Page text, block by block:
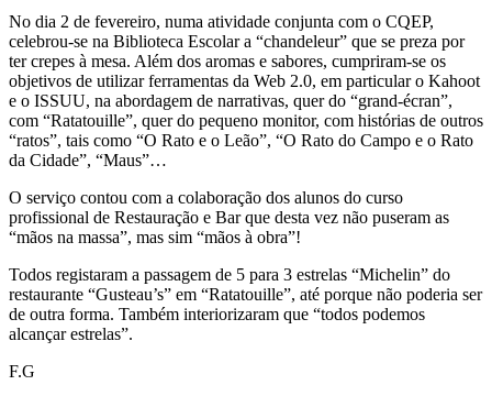
No dia 2 de fevereiro, numa atividade conjunta com o CQEP,
celebrou-se na Biblioteca Escolar a “chandeleur” que se preza por
ter crepes à mesa. Além dos aromas e sabores, cumpriram-se os
objetivos de utilizar ferramentas da Web 2.0, em particular o Kahoot
e o ISSUU, na abordagem de narrativas, quer do “grand-écran”,
com “Ratatouille”, quer do pequeno monitor, com histórias de outros
“ratos”, tais como “O Rato e o Leão”, “O Rato do Campo e o Rato
da Cidade”, “Maus”…
O serviço contou com a colaboração dos alunos do curso
profissional de Restauração e Bar que desta vez não puseram as
“mãos na massa”, mas sim “mãos à obra”!
Todos registaram a passagem de 5 para 3 estrelas “Michelin” do
restaurante “Gusteau’s” em “Ratatouille”, até porque não poderia ser
de outra forma. Também interiorizaram que “todos podemos
alcançar estrelas”.
F.G